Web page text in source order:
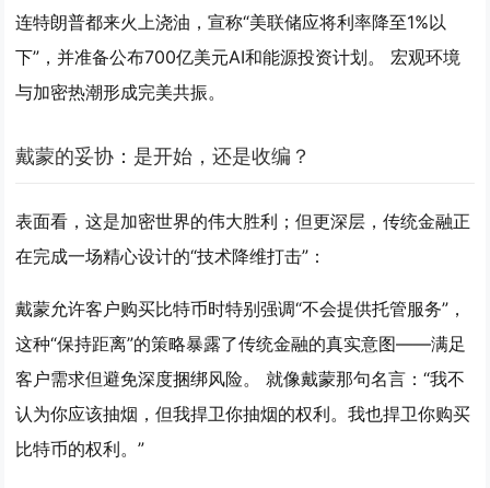
连特朗普都来火上浇油，宣称“美联储应将利率降至1%以
下”，并准备公布700亿美元AI和能源投资计划。 宏观环境
与加密热潮形成完美共振。
戴蒙的妥协：是开始，还是收编？
表面看，这是加密世界的伟大胜利；但更深层，传统金融正
在完成一场精心设计的“技术降维打击”：
戴蒙允许客户购买比特币时特别强调“不会提供托管服务”，
这种“保持距离”的策略暴露了传统金融的真实意图——满足
客户需求但避免深度捆绑风险。 就像戴蒙那句名言：“我不
认为你应该抽烟，但我捍卫你抽烟的权利。我也捍卫你购买
比特币的权利。”